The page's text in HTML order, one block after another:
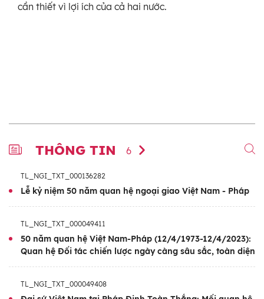
cần thiết vì lợi ích của cả hai nước.
THÔNG TIN 6
TL_NGI_TXT_000136282
Lễ kỷ niệm 50 năm quan hệ ngoại giao Việt Nam - Pháp
TL_NGI_TXT_000049411
50 năm quan hệ Việt Nam-Pháp (12/4/1973-12/4/2023):
Quan hệ Đối tác chiến lược ngày càng sâu sắc, toàn diện
TL_NGI_TXT_000049408